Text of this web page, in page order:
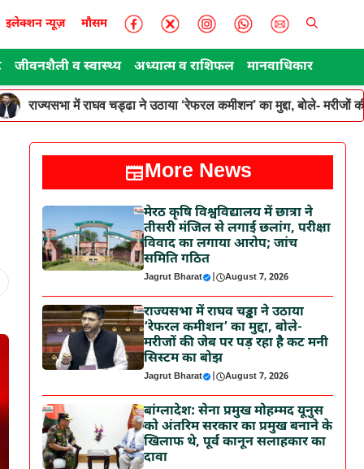
इलेक्शन न्यूज़ मौसम
जीवनशैली व स्वास्थ्य अध्यात्म व राशिफल मानवाधिकार
राज्यसभा में राघव चड्ढा ने उठाया ‘रेफरल कमीशन’ का मुद्दा, बोले-
More News
मेरठ कृषि विश्वविद्यालय में छात्रा ने
तीसरी मंजिल से लगाई छलांग, परीक्षा
विवाद का लगाया आरोप; जांच
समिति गठित
Jagrut Bharat | August 7, 2026
राज्यसभा में राघव चड्ढा ने उठाया
‘रेफरल कमीशन’ का मुद्दा, बोले-
मरीजों की जेब पर पड़ रहा है कट मनी
सिस्टम का बोझ
Jagrut Bharat | August 7, 2026
बांग्लादेश: सेना प्रमुख मोहम्मद यूनुस
को अंतरिम सरकार का प्रमुख बनाने के
खिलाफ थे, पूर्व कानून सलाहकार का
दावा